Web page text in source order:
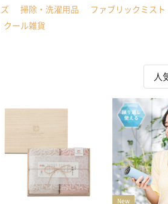
掃除・洗濯用品 ファブリックミスト
クール雑貨